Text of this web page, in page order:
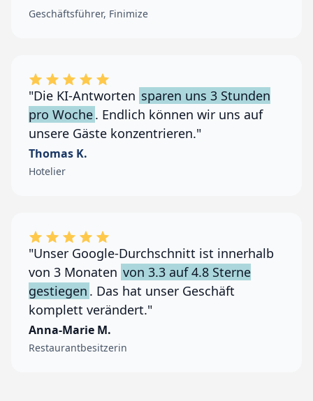
Geschäftsführer, Finimize
"Die KI-Antworten sparen uns 3 Stunden
pro Woche. Endlich können wir uns auf
unsere Gäste konzentrieren."
Thomas K.
Hotelier
"Unser Google-Durchschnitt ist innerhalb
von 3 Monaten von 3.3 auf 4.8 Sterne
gestiegen . Das hat unser Geschäft
komplett verändert."
Anna-Marie M.
Restaurantbesitzerin